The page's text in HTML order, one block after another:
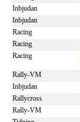
Inbjudan
Inbjudan
Racing
Racing
Racing
Rally-VM
Inbjudan
Rallycross
Rally-VM